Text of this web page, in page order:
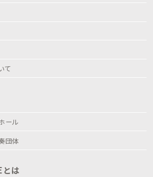
て
ール
団体
は